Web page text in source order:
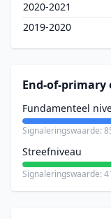
2020-2021
2019-2020
End-of-primary
Fundamenteel
Signaleringswaarde:
Streefniveau
Signaleringswaarde: